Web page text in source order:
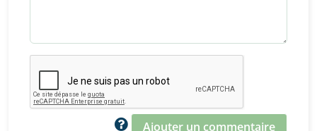
Ajouter un commentaire